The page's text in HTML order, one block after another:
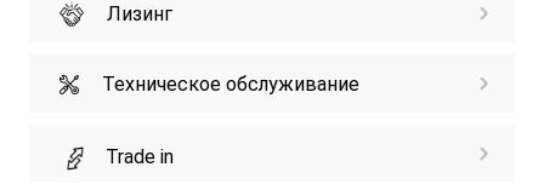
Лизинг
Техническое обслуживание
Trade in